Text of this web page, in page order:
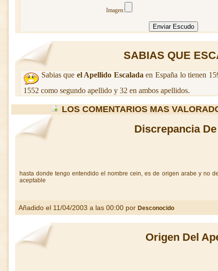
Imagen:
SABIAS QUE
Sabias que el Apellido Escalada en España lo tienen
1552 como segundo apellido y 32 en ambos apellidos.
LOS COMENTARIOS MAS
Discrepancia
hasta donde tengo entendido el nombre cein, es de origen arabe y no
aceptable
Añadido el 11/04/2003 a las 00:00 por Desconocido
Origen Del